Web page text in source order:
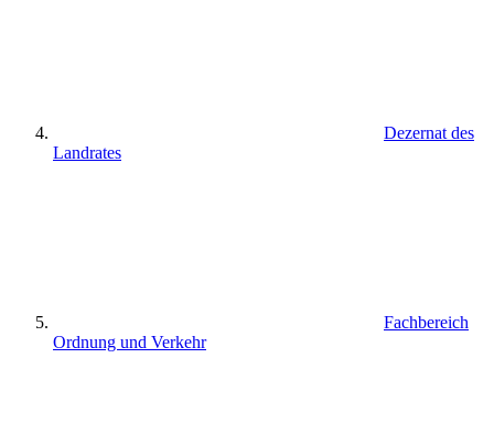
Dezernat des
Landrates
Fachbereich
Ordnung und Verkehr